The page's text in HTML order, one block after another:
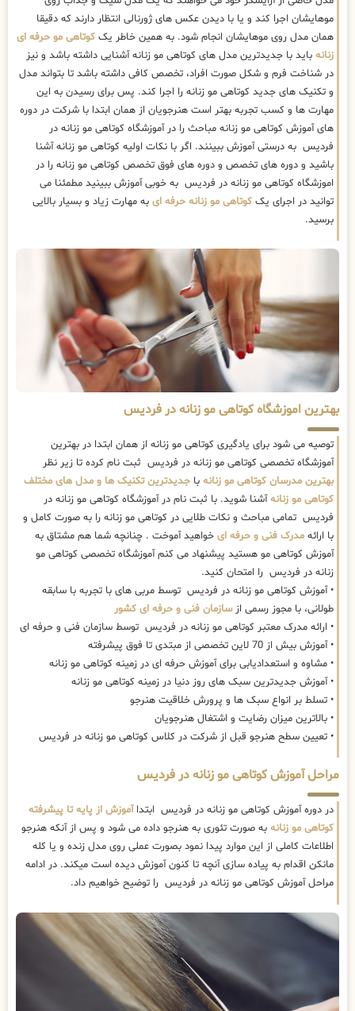
موهایشان اجرا کند و یا با دیدن عکس های ژورنالی انتظار دارند که دقیقا
همان مدل روی موهایشان انجام شود. به همین خاطر یک کوتاهی مو حرفه ای
زنانه باید با جدیدترین مدل های کوتاهی مو زنانه آشنایی داشته باشد و نیز
در شناخت فرم و شکل صورت افراد، تخصص کافی داشته باشد تا بتواند مدل
و تکنیک های جدید کوتاهی مو زنانه را اجرا کند. پس برای رسیدن به این
مهارت ها و کسب تجربه بهتر است هنرجویان از همان ابتدا با شرکت در دوره
های آموزش کوتاهی مو زنانه مباحث را در آموزشگاه کوتاهی مو زنانه در
فردیس به درستی آموزش ببینند. اگر با نکات اولیه کوتاهی مو زنانه آشنا
باشید و دوره های تخصص و دوره های فوق تخصص کوتاهی مو زنانه را در
اموزشگاه کوتاهی مو زنانه در فردیس به خوبی آموزش ببینید مطمئنا می
توانید در اجرای یک کوتاهی مو زنانه حرفه ای به مهارت زیاد و بسیار بالایی
برسید.
بهترین اموزشگاه کوتاهی مو زنانه در فردیس
توصیه می شود برای یادگیری کوتاهی مو زنانه از همان ابتدا در بهترین
آموزشگاه تخصصی کوتاهی مو زنانه در فردیس ثبت نام کرده تا زیر نظر
بهترین مدرسان کوتاهی مو زنانه با جدیدترین تکنیک ها و مدل های مختلف
کوتاهی مو زنانهآشنا شوید. با ثبت نام در آموزشگاه کوتاهی مو زنانه در
فردیس تمامی مباحث و نکات طلایی در کوتاهی مو زنانه را به صورت کامل و
با ارائه مدرک فنی و حرفه ای خواهید آموخت . چنانچه شما هم مشتاق به
آموزش کوتاهی مو هستید پیشنهاد می کنم آموزشگاه تخصصی کوتاهی مو
زنانه در فردیس را امتحان کنید.
• آموزش کوتاهی مو زنانه در فردیس توسط مربی های با تجربه با سابقه
طولانی، با مجوز رسمی ازسازمان فنی و حرفه ای کشور
• ارائه مدرک معتبر کوتاهی مو زنانه در فردیس توسط سازمان فنی و حرفه ای
• آموزش بیش از 70 لاین تخصصی از مبتدی تا فوق پیشرفته
• مشاوه و استعدادیابی برای آموزش حرفه ای در زمینه کوتاهی مو زنانه
• آموزش جدیدترین سبک های روز دنیا در زمینه کوتاهی مو زنانه
• تسلط بر انواع سبک ها و پرورش خلاقیت هنرجو
• بالاترین میزان رضایت و اشتغال هنرجویان
• تعیین سطح هنرجو قبل از شرکت در کلاس کوتاهی مو زنانه در فردیس
مراحل آموزش کوتاهی مو زنانه در فردیس
در دوره آموزش کوتاهی مو زنانه در فردیس ابتداآموزش از پایه تا پیشرفته
کوتاهی مو زنانه به صورت تئوری به هنرجو داده می شود و پس از آنکه هنرجو
اطلاعات کاملی از این موارد پیدا نمود بصورت عملی روی مدل زنده و یا کله
مانکن اقدام به پیاده سازی آنچه تا کنون آموزش دیده است میکند. در ادامه
مراحل آموزش کوتاهی مو زنانه در فردیس را توضیح خواهیم داد.